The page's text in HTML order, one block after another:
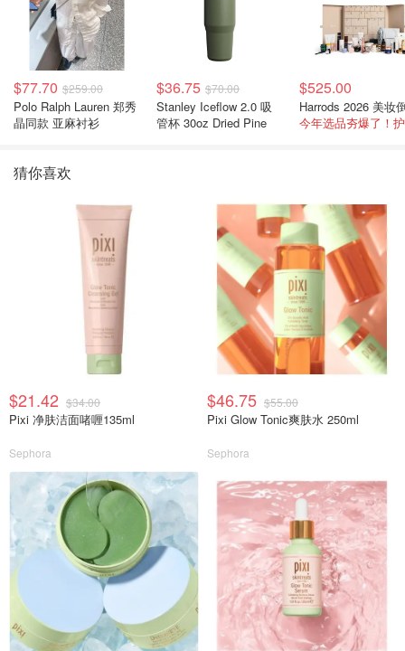
$77.70 $259.00
Polo Ralph Lauren 郑秀
晶同款 亚麻衬衫
$36.75 $70.00
Stanley Iceflow 2.0 吸
管杯 30oz Dried Pine
$525.00
猜你喜欢
$21.42 $34.00
Pixi 净肤洁面啫喱135ml
Sephora
$46.75 $55.00
Pixi Glow Tonic爽肤水 250ml
Sephora